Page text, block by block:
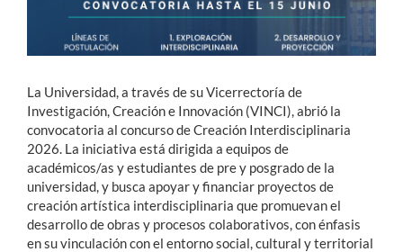
La Universidad, a través de su Vicerrectoría de
Investigación, Creación e Innovación (VINCI), abrió la
convocatoria al concurso de Creación Interdisciplinaria
2026. La iniciativa está dirigida a equipos de
académicos/as y estudiantes de pre y posgrado de la
universidad, y busca apoyar y financiar proyectos de
creación artística interdisciplinaria que promuevan el
desarrollo de obras y procesos colaborativos, con énfasis
en su vinculación con el entorno social, cultural y territorial